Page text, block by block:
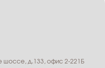
шоссе, д.133, офис 2-221Б